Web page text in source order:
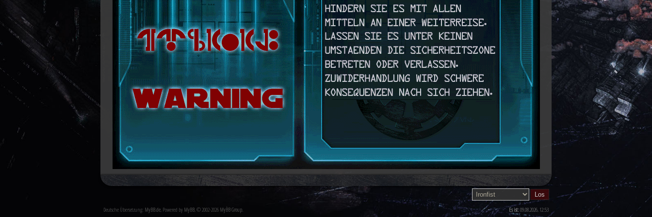
Es ist:09.08.2026, 12:53
Deutsche Übersetzung: MyBB.de, Powered by MyBB, © 2002-2026 MyBB Group.